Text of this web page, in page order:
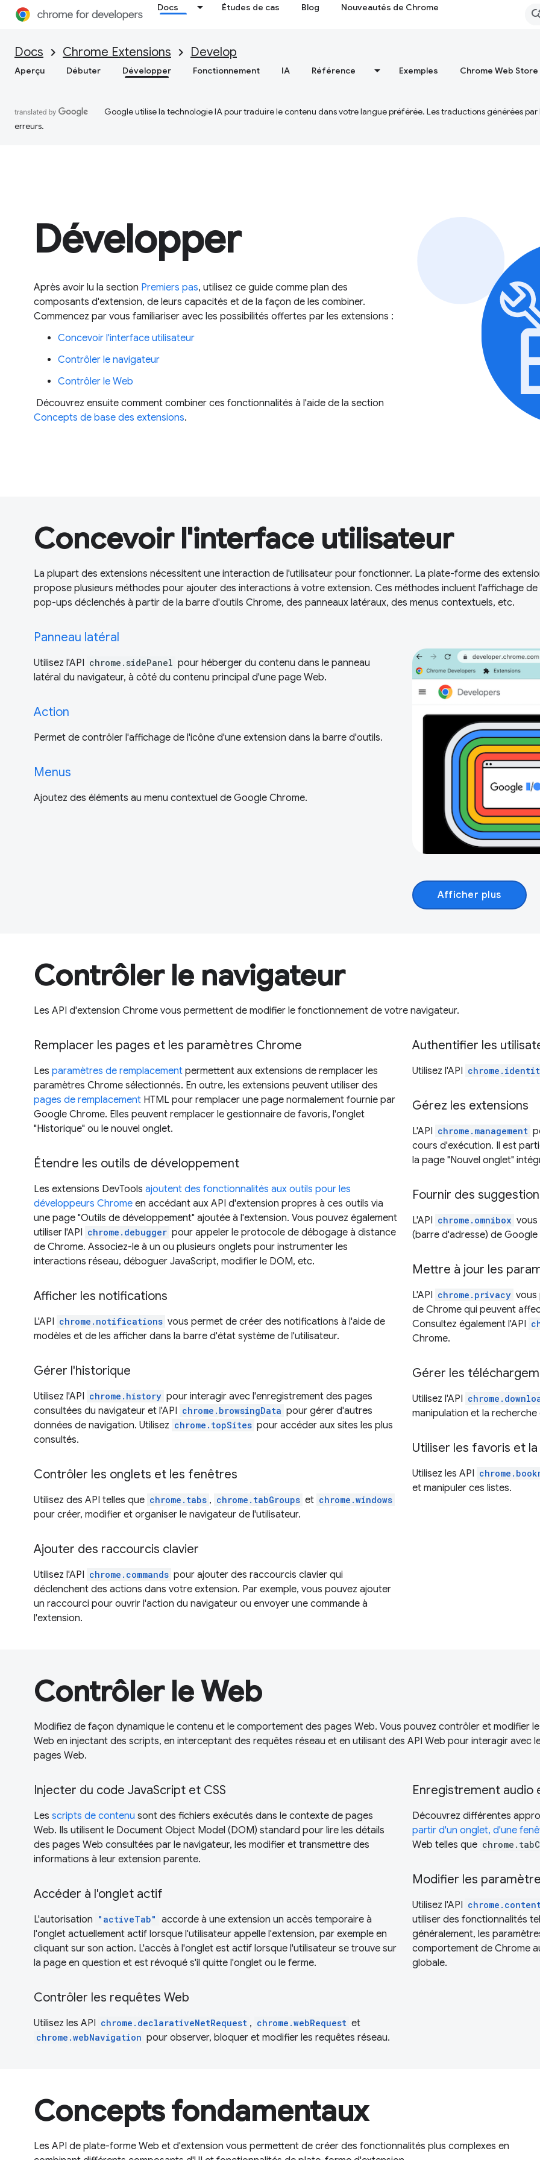
Docs Études de cas Blog Nouveautés de Chrome
Docs Chrome Extensions Develop
Aperçu Débuter Développer Fonctionnement IA Référence Exemples Chrome Web Store
Google utilise la technologie IA pour traduire le contenu dans votre langue préférée. Les traductions générées
erreurs.
Développer
Après avoir lu la section Premiers pas, utilisez ce guide comme plan des
composants d'extension, de leurs capacités et de la façon de les combiner.
Commencez par vous familiariser avec les possibilités offertes par les extensions :
Concevoir l'interface utilisateur
Contrôler le navigateur
Contrôler le Web
Découvrez ensuite comment combiner ces fonctionnalités à l'aide de la section
Concepts de base des extensions.
Concevoir l'interface utilisateur
La plupart des extensions nécessitent une interaction de l'utilisateur pour fonctionner. La plate-forme des
propose plusieurs méthodes pour ajouter des interactions à votre extension. Ces méthodes incluent l'affichage de
pop-ups déclenchés à partir de la barre d'outils Chrome, des panneaux latéraux, des menus contextuels, etc.
Panneau latéral
Utilisez l'API chrome.sidePanel pour héberger du contenu dans le panneau
latéral du navigateur, à côté du contenu principal d'une page Web.
Action
Permet de contrôler l'affichage de l'icône d'une extension dans la barre d'outils.
Menus
Ajoutez des éléments au menu contextuel de Google Chrome.
Afficher plus
Contrôler le navigateur
Les API d'extension Chrome vous permettent de modifier le fonctionnement de votre navigateur.
Remplacer les pages et les paramètres Chrome
Les paramètres de remplacement permettent aux extensions de remplacer les
paramètres Chrome sélectionnés. En outre, les extensions peuvent utiliser des
pages de remplacement HTML pour remplacer une page normalement fournie par
Google Chrome. Elles peuvent remplacer le gestionnaire de favoris, l'onglet
"Historique" ou le nouvel onglet.
Étendre les outils de développement
Les extensions DevTools ajoutent des fonctionnalités aux outils pour les
développeurs Chrome en accédant aux API d'extension propres à ces outils via
une page "Outils de développement" ajoutée à l'extension. Vous pouvez également
utiliser l'API chrome.debugger pour appeler le protocole de débogage à distance
de Chrome. Associez-le à un ou plusieurs onglets pour instrumenter les
interactions réseau, déboguer JavaScript, modifier le DOM, etc.
Afficher les notifications
L'API chrome.notifications vous permet de créer des notifications à l'aide de
modèles et de les afficher dans la barre d'état système de l'utilisateur.
Gérer l'historique
Utilisez l'API chrome.history pour interagir avec l'enregistrement des pages
consultées du navigateur et l'API chrome.browsingData pour gérer d'autres
données de navigation. Utilisez chrome.topSites pour accéder aux sites les plus
consultés.
Contrôler les onglets et les fenêtres
Utilisez des API telles que chrome.tabs , chrome.tabGroups et chrome.windows
pour créer, modifier et organiser le navigateur de l'utilisateur.
Ajouter des raccourcis clavier
Utilisez l'API chrome.commands pour ajouter des raccourcis clavier qui
déclenchent des actions dans votre extension. Par exemple, vous pouvez ajouter
un raccourci pour ouvrir l'action du navigateur ou envoyer une commande à
l'extension.
Authentifier les
Utilisez l'API
Gérez les extensions
L'API chrome.management
cours d'exécution. Il est
la page "Nouvel onglet"
Fournir des
L'API chrome.omnibox vous
(barre d'adresse) de Google
Mettre à jour les
L'API chrome.privacy vous
de Chrome qui peuvent
Consultez également l'API
Chrome.
Gérer les
Utilisez l'API
manipulation et la
Utiliser les favoris et
Utilisez les API
et manipuler ces listes.
Contrôler le Web
Modifiez de façon dynamique le contenu et le comportement des pages Web. Vous pouvez contrôler et modifier le
Web en injectant des scripts, en interceptant des requêtes réseau et en utilisant des API Web pour interagir avec
pages Web.
Injecter du code JavaScript et CSS
Les scripts de contenu sont des fichiers exécutés dans le contexte de pages
Web. Ils utilisent le Document Object Model (DOM) standard pour lire les détails
des pages Web consultées par le navigateur, les modifier et transmettre des
informations à leur extension parente.
Accéder à l'onglet actif
L'autorisation "activeTab" accorde à une extension un accès temporaire à
l'onglet actuellement actif lorsque l'utilisateur appelle l'extension, par exemple en
cliquant sur son action. L'accès à l'onglet est actif lorsque l'utilisateur se trouve sur
la page en question et est révoqué s'il quitte l'onglet ou le ferme.
Contrôler les requêtes Web
Utilisez les API chrome.declarativeNetRequest , chrome.webRequest et
chrome.webNavigation pour observer, bloquer et modifier les requêtes réseau.
Enregistrement audio
Découvrez différentes
partir d'un onglet, d'une
Web telles que
Modifier les
Utilisez l'API
utiliser des fonctionnalités
généralement, les
comportement de Chrome
globale.
Concepts fondamentaux
Les API de plate-forme Web et d'extension vous permettent de créer des fonctionnalités plus complexes en